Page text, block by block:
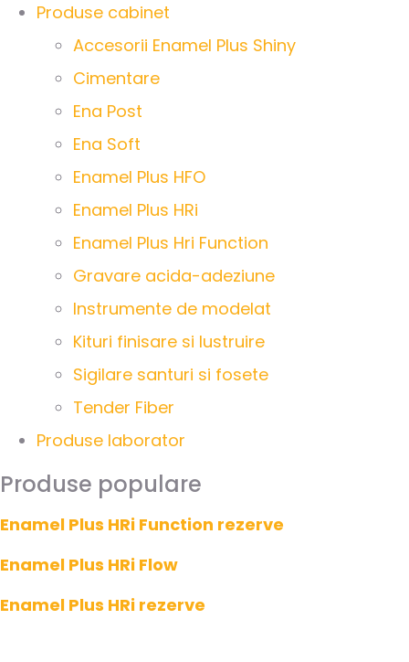
Produse cabinet
Accesorii Enamel Plus Shiny
Cimentare
Ena Post
Ena Soft
Enamel Plus HFO
Enamel Plus HRi
Enamel Plus Hri Function
Gravare acida-adeziune
Instrumente de modelat
Kituri finisare si lustruire
Sigilare santuri si fosete
Tender Fiber
Produse laborator
Produse populare
Enamel Plus HRi Function rezerve
Enamel Plus HRi Flow
Enamel Plus HRi rezerve